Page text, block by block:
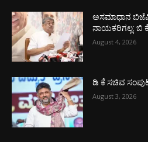
ಅಸಮಾಧಾನ
ನಾಯಕರಿಗಲ್ಲ: ಬಿ
August 4, 2026
ಡಿ ಕೆ ಸಚಿವ
August 3, 2026